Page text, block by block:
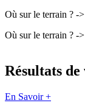
Où sur le terrain ? -
Où sur le terrain ? -
Résultats
En Savoir +